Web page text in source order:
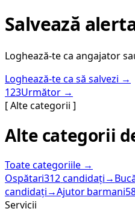
Salvează
Loghează-te ca angajator
Loghează-te ca să salvezi →
123Următor →
[ Alte categorii ]
Alte categorii
Toate categoriile →
Ospătari312candidați→
candidați→Ajutor barmani
Servicii